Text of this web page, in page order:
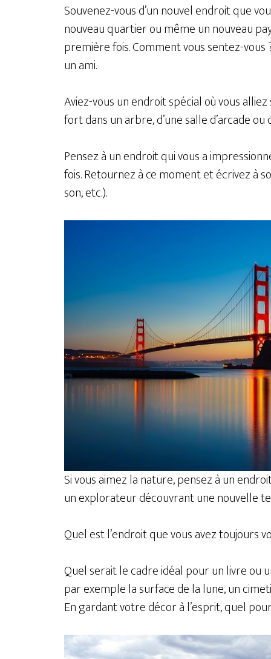
Souvenez-vous d’un nouvel endroit que
nouveau quartier ou même un nouveau
première fois. Comment vous sentez-
un ami.
Aviez-vous un endroit spécial où vous
fort dans un arbre, d’une salle d’arcade
Pensez à un endroit qui vous a
fois. Retournez à ce moment et écrivez à
son, etc.).
Si vous aimez la nature, pensez à un
un explorateur découvrant une nouvelle
Quel est l’endroit que vous avez toujours
Quel serait le cadre idéal pour un livre
par exemple la surface de la lune, un
En gardant votre décor à l’esprit, quel